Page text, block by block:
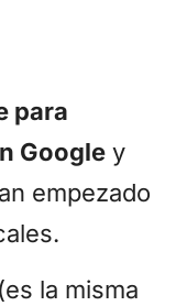
para
Google y
empezado
la misma